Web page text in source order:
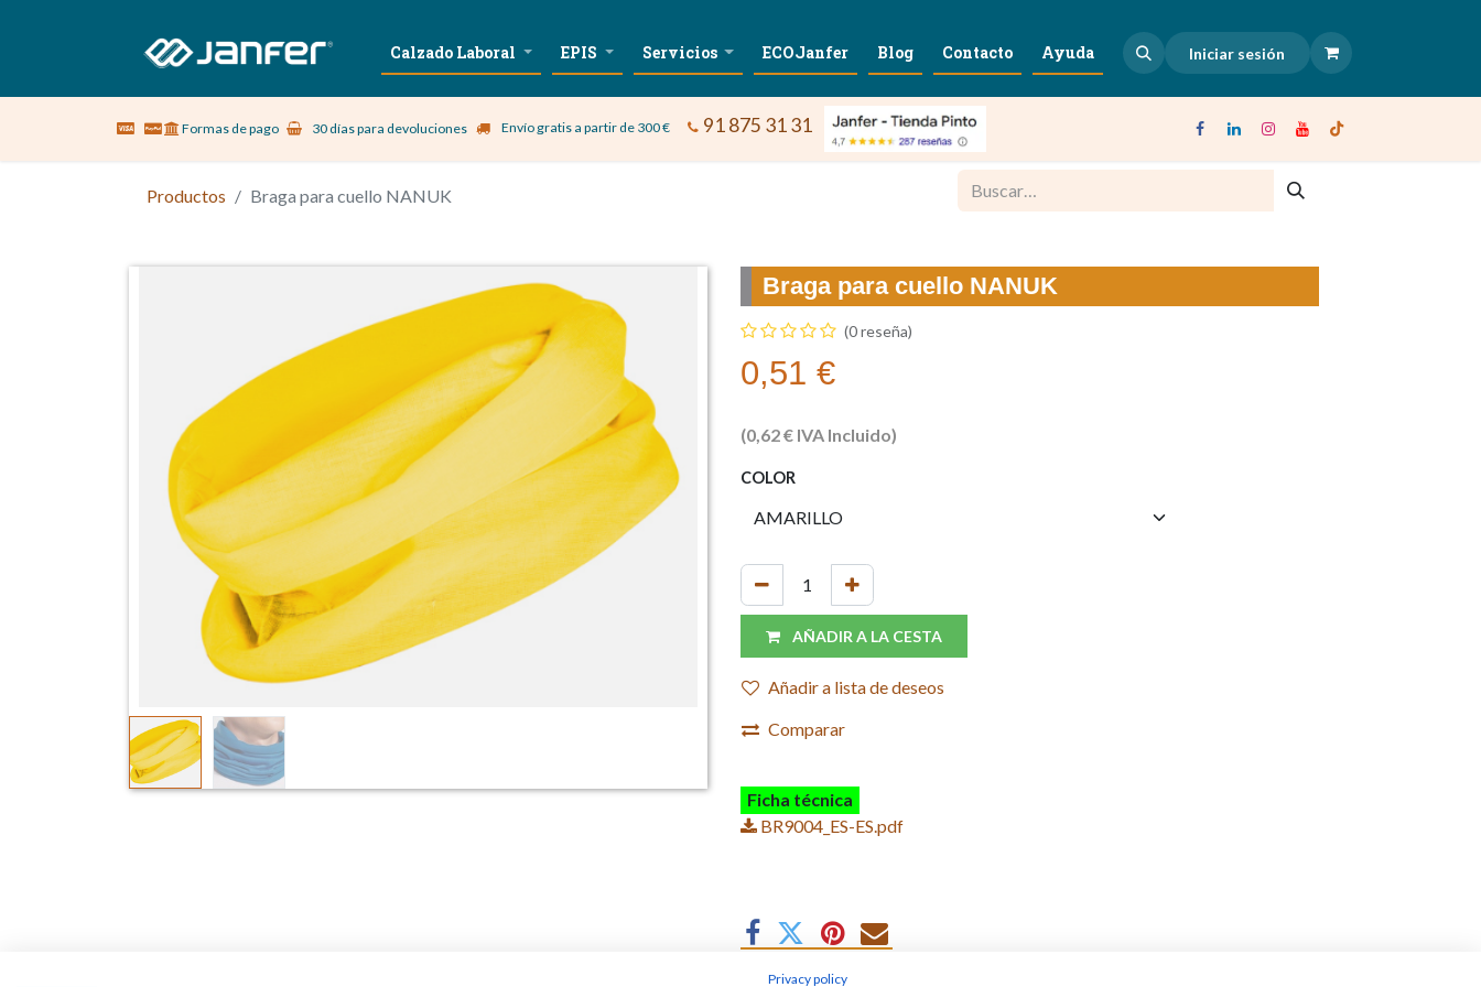
Sobre nosotros Vestuario Laboral Calzado Laboral EPIS Servicios ECOJanfer Blog Contacto Ayuda Iniciar sesión
Formas de pago 30 días para devoluciones Envío gratis a partir de 300 € 91 875 31 31
Productos Braga para cuello NANUK
Braga para cuello NANUK
(0 reseña)
0,51 €
(0,62€ IVA Incluido)
COLOR
AÑADIR A LA CESTA
Añadir a lista de deseos
Comparar
Ficha técnica
BR9004_ES-ES.pdf
Privacy policy